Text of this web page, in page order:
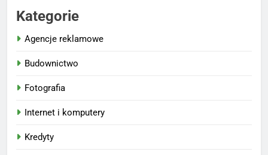
Kategorie
Agencje reklamowe
Budownictwo
Fotografia
Internet i komputery
Kredyty